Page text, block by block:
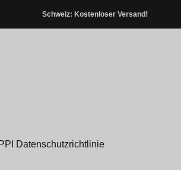
Schweiz: Kostenloser Versand!
Datenschutzrichtlinie